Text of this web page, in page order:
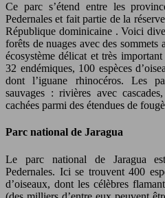
Ce parc s’étend entre les
Pedernales et fait partie de la
République dominicaine . Voici
forêts de nuages ​​avec des sommets
écosystème délicat et très
32 endémiques, 100 espèces
dont l’iguane rhinocéros. Les
sauvages : rivières avec
cachées parmi des étendues de
Parc national de Jaragua
Le parc national de Jaragua
Pedernales. Ici se trouvent 400
d’oiseaux, dont les célèbres